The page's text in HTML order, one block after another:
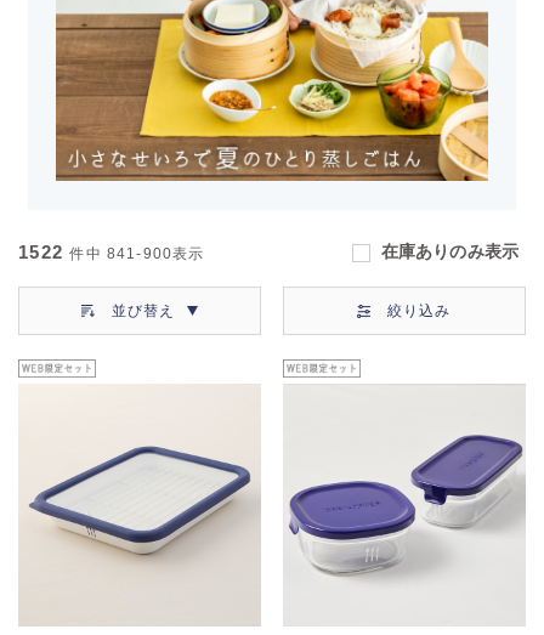
1522 件中 841-900表示 在庫ありのみ表示
並び替え 絞り込み